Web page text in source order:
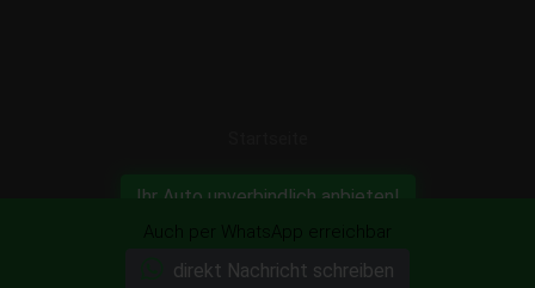
Ihr Auto unverbindlich anbieten!
Auch per WhatsApp erreichbar
direkt Nachricht schreiben